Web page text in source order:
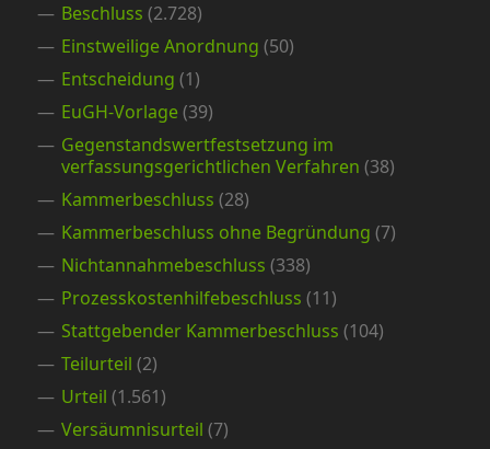
Beschluss (2.728)
Einstweilige Anordnung (50)
Entscheidung (1)
EuGH-Vorlage(39)
Gegenstandswertfestsetzung im
verfassungsgerichtlichen Verfahren (38)
Kammerbeschluss (28)
Kammerbeschluss ohne Begründung (7)
Nichtannahmebeschluss (338)
Prozesskostenhilfebeschluss (11)
Stattgebender Kammerbeschluss (104)
Teilurteil (2)
Urteil (1.561)
Versäumnisurteil (7)